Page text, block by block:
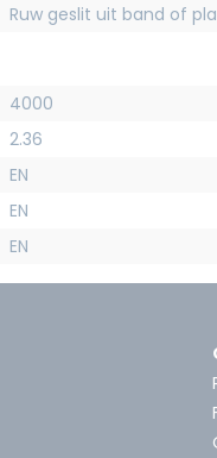
Ruw geslit uit band of
4000
2.36
EN
EN
EN